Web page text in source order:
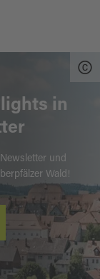
in
und
Wald!